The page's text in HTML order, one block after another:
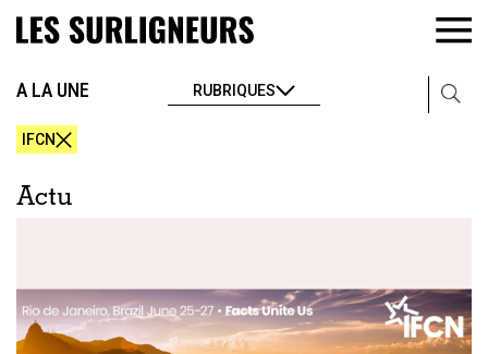
A LA UNE RUBRIQUES
IFCN
Actu